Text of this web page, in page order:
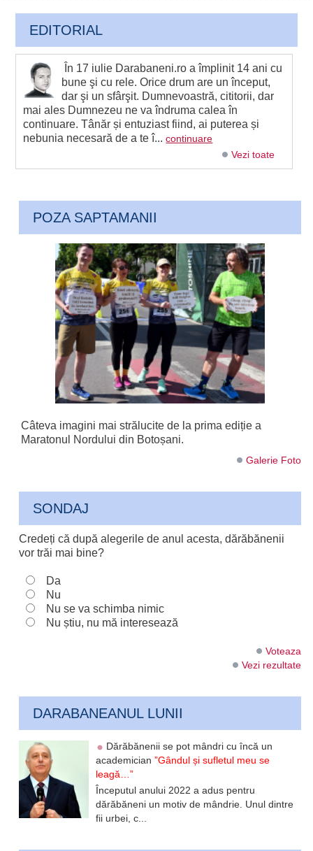
EDITORIAL
În 17 iulie Darabaneni.ro a împlinit 14 ani cu
bune şi cu rele. Orice drum are un început,
dar şi un sfârşit. Dumnevoastră, cititorii, dar
mai ales Dumnezeu ne va îndruma calea în
continuare. Tânăr și entuziast fiind, ai puterea și
nebunia necesară de a te î...continuare
Vezi toate
POZA SAPTAMANII
Câteva imagini mai strălucite de la prima ediție a
Maratonul Nordului din Botoșani.
Galerie Foto
SONDAJ
Credeți că după alegerile de anul acesta, dărăbănenii
vor trăi mai bine?
Da
Nu
Nu se va schimba nimic
Nu știu, nu mă interesează
Voteaza
Vezi rezultate
DARABANEANUL LUNII
Dărăbănenii se pot mândri cu încă un
academician”Gândul și sufletul meu se
leagă…”
Începutul anului 2022 a adus pentru
dărăbăneni un motiv de mândrie. Unul dintre
fii urbei, c...